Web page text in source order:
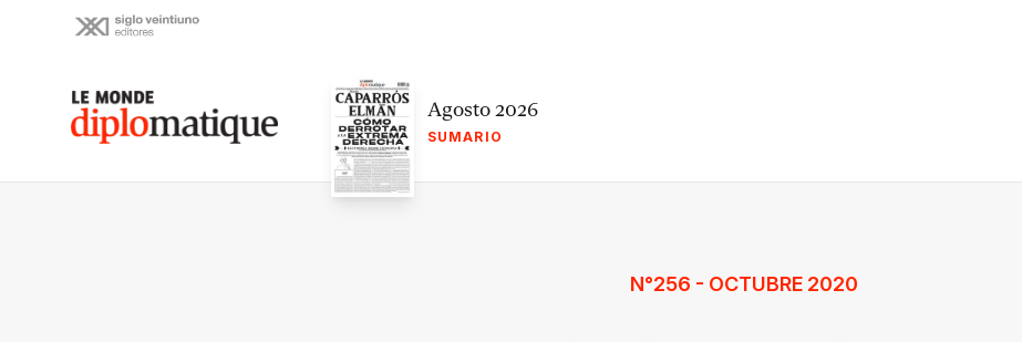
Le monde diplomatique Agosto 2026
SUMARIO
N°256 - OCTUBRE 2020